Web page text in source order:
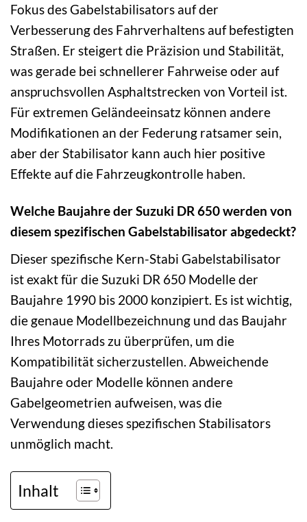
Fokus des Gabelstabilisators auf der
Verbesserung des Fahrverhaltens auf befestigten
Straßen. Er steigert die Präzision und Stabilität,
was gerade bei schnellerer Fahrweise oder auf
anspruchsvollen Asphaltstrecken von Vorteil ist.
Für extremen Geländeeinsatz können andere
Modifikationen an der Federung ratsamer sein,
aber der Stabilisator kann auch hier positive
Effekte auf die Fahrzeugkontrolle haben.
Welche Baujahre der Suzuki DR 650 werden von
diesem spezifischen Gabelstabilisator abgedeckt?
Dieser spezifische Kern-Stabi Gabelstabilisator
ist exakt für die Suzuki DR 650 Modelle der
Baujahre 1990 bis 2000 konzipiert. Es ist wichtig,
die genaue Modellbezeichnung und das Baujahr
Ihres Motorrads zu überprüfen, um die
Kompatibilität sicherzustellen. Abweichende
Baujahre oder Modelle können andere
Gabelgeometrien aufweisen, was die
Verwendung dieses spezifischen Stabilisators
unmöglich macht.
Inhalt